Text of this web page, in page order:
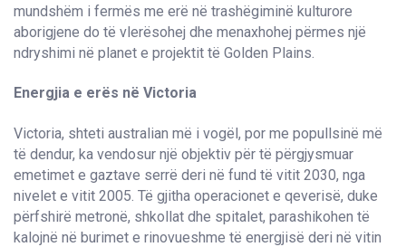
mundshëm i fermës me erë në trashëgiminë kulturore
aborigjene do të vlerësohej dhe menaxhohej përmes një
ndryshimi në planet e projektit të Golden Plains.
Energjia e erës në Victoria
Victoria, shteti australian më i vogël, por me popullsinë më
të dendur, ka vendosur një objektiv për të përgjysmuar
emetimet e gaztave serrë deri në fund të vitit 2030, nga
nivelet e vitit 2005. Të gjitha operacionet e qeverisë, duke
përfshirë metronë, shkollat dhe spitalet, parashikohen të
kalojnë në burimet e rinovueshme të energjisë deri në vitin